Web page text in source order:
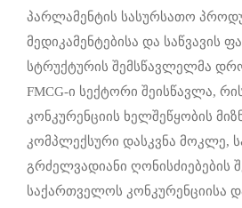
პარლამენტის სასურსათო
მედიკამენტებისა და საწვავის
სტრუქტურის შემსწავლელმა
FMCG-ი სექტორი შეისწავლა,
კონკურენციის ხელშეწყობის
კომპლექსური დასკვნა მოკლე,
გრძელვადიანი ღონისძიებების
საქართველოს კონკურენციისა